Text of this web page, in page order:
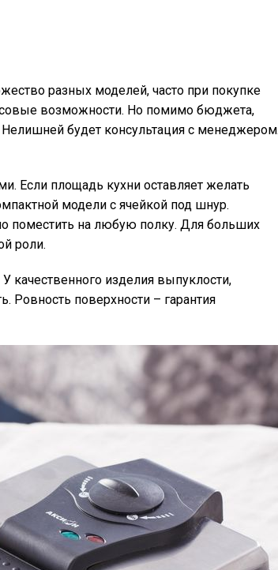
разных моделей, часто при покупке
возможности. Но помимо бюджета,
Нелишней будет консультация с менеджером.
Если площадь кухни оставляет желать
модели с ячейкой под шнур.
поместить на любую полку. Для больших
роли.
качественного изделия выпуклости,
Ровность поверхности – гарантия